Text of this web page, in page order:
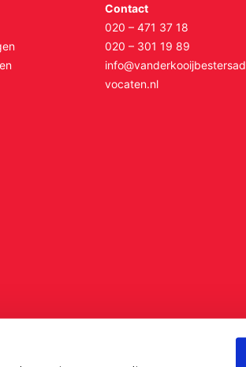
Contact
020 – 471 37 18
020 – 301 19 89
info@vanderkooijbestersad
vocaten.nl